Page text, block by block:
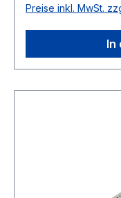
Preise inkl. MwSt.
In